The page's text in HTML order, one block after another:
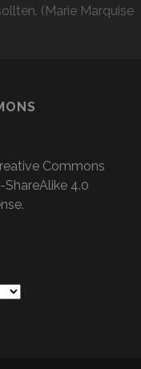
(Marie Marquise
Commons
4.0
.